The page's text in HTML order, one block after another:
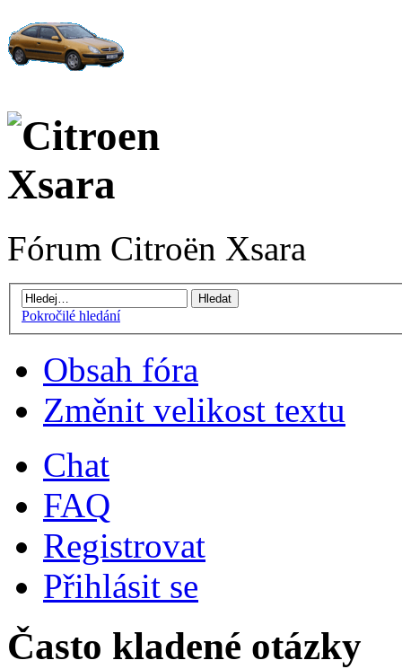
Fórum Citroën Xsara
Pokročilé hledání
Obsah fóra
Změnit velikost textu
Chat
FAQ
Registrovat
Přihlásit se
Často kladené otázky